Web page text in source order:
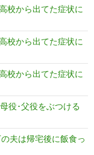
校から出てた症状に
校から出てた症状に
校から出てた症状に
役･父役をぶつける
夫は帰宅後に飯食っ